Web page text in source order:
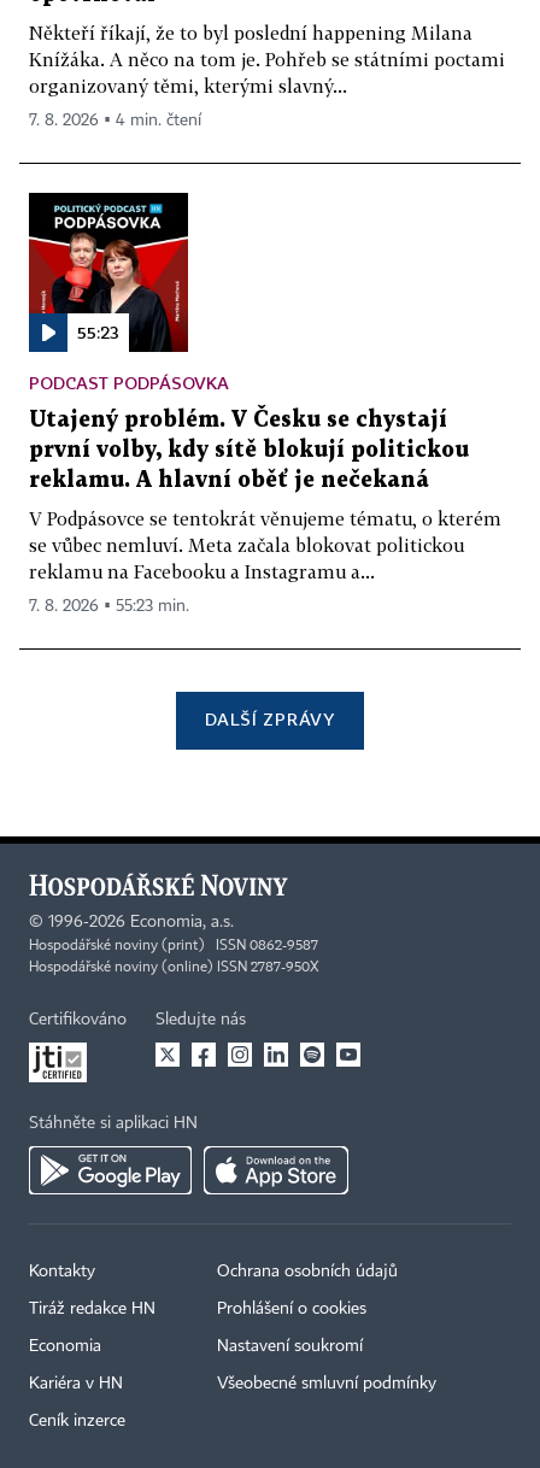
Někteří říkají, že to byl poslední happening Milana
Knížáka. A něco na tom je. Pohřeb se státními poctami
organizovaný těmi, kterými slavný...
7. 8. 2026 ▪ 4 min. čtení
55:23
PODCAST PODPÁSOVKA
Utajený problém. V Česku se chystají
první volby, kdy sítě blokují politickou
reklamu. A hlavní oběť je nečekaná
V Podpásovce se tentokrát věnujeme tématu, o kterém
se vůbec nemluví. Meta začala blokovat politickou
reklamu na Facebooku a Instagramu a...
7. 8. 2026 ▪ 55:23 min.
DALŠÍ ZPRÁVY
© 1996-2026 Economia, a.s.
Hospodářské noviny (print) ISSN 0862-9587
Hospodářské noviny (online) ISSN 2787-950X
Certifikováno Sledujte nás
Stáhněte si aplikaci HN
Kontakty
Tiráž redakce HN
Economia
Kariéra v HN
Ceník inzerce
Ochrana osobních údajů
Prohlášení o cookies
Nastavení soukromí
Všeobecné smluvní podmínky